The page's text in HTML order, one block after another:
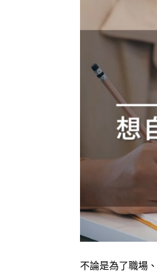
不論是為了職場